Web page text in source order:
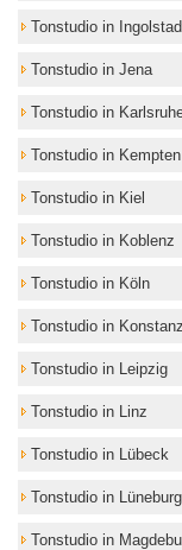
Tonstudio in
Tonstudio in Jena
Tonstudio in
Tonstudio in Kempten
Tonstudio in Kiel
Tonstudio in Koblenz
Tonstudio in Köln
Tonstudio in Konstanz
Tonstudio in Leipzig
Tonstudio in Linz
Tonstudio in Lübeck
Tonstudio in Lüneburg
Tonstudio in